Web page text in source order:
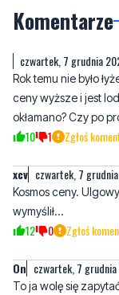
Komentarze
czwartek, 7 grudnia
Rok temu nie było
ceny wyższe i jest
okłamano? Czy po
10 1 Zgłoś
xcv czwartek, 7
Kosmos ceny.
wymyślił...
12 0 Zgłoś
On czwartek, 7
To ja wolę się